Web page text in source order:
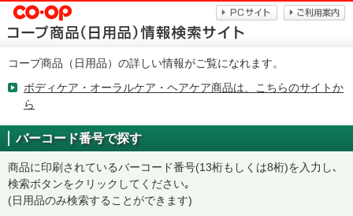
コープ商品（日用品）の詳しい情報がご覧になれます。
ボディケア・オーラルケア・ヘアケア商品は、こちらのサイトか
ら
バーコード番号で探す
商品に印刷されているバーコード番号(13桁もしくは8桁)を入力し､
検索ボタンをクリックしてください｡
(日用品のみ検索することができます)